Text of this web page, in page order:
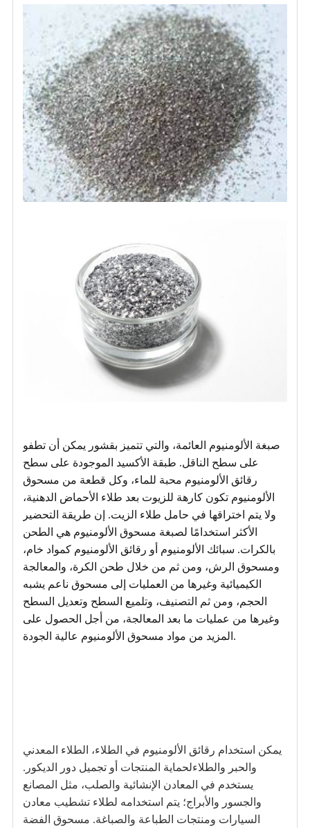
صبغة الألومنيوم العائمة، والتي تتميز بقشور يمكن أن تطفو
على سطح الناقل. طبقة الأكسيد الموجودة على سطح
رقائق الألومنيوم محبة للماء، وكل قطعة من مسحوق
الألومنيوم تكون كارهة للزيوت بعد طلاء الأحماض الدهنية،
ولا يتم اختراقها في حامل طلاء الزيت. إن طريقة التحضير
الأكثر استخدامًا لصبغة مسحوق الألومنيوم هي الطحن
بالكرات. سبائك الألومنيوم أو رقائق الألومنيوم كمواد خام،
ومسحوق الرش، ومن ثم من خلال طحن الكرة، والمعالجة
الكيميائية وغيرها من العمليات إلى مسحوق ناعم يشبه
الحجم، ومن ثم التصنيف، وتلميع السطح وتعديل السطح
وغيرها من عمليات ما بعد المعالجة، من أجل الحصول على
المزيد من مواد مسحوق الألومنيوم عالية الجودة.
يمكن استخدام رقائق الألومنيوم في الطلاء، الطلاء المعدني
والحبر والطلاءلحماية المنتجات أو تجميل دور الديكور.
يستخدم في المعادن الإنشائية والصلب، مثل المصانع
والجسور والأبراج؛ يتم استخدامه لطلاء تشطيب معادن
السيارات ومنتجات الطباعة والصباغة. مسحوق الفضة